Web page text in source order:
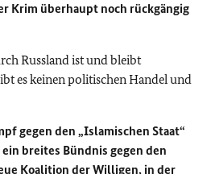
Krim überhaupt noch rückgängig
Russland ist und bleibt
es keinen politischen Handel und
gegen den „Islamischen Staat“
breites Bündnis gegen den
Koalition der Willigen, in der